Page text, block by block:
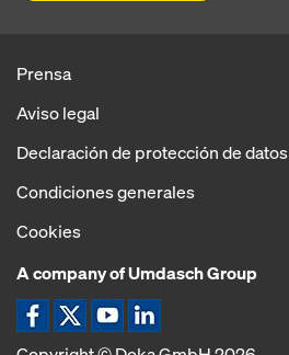
Prensa
Aviso legal
Declaración de protección de datos
Condiciones generales
Cookies
A company of Umdasch Group